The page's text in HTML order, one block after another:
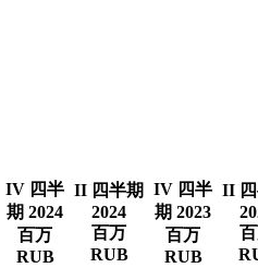
IV 四半
期 2024
百万
RUB
II 四半期
2024
百万
RUB
IV 四半
期 2023
百万
RUB
II